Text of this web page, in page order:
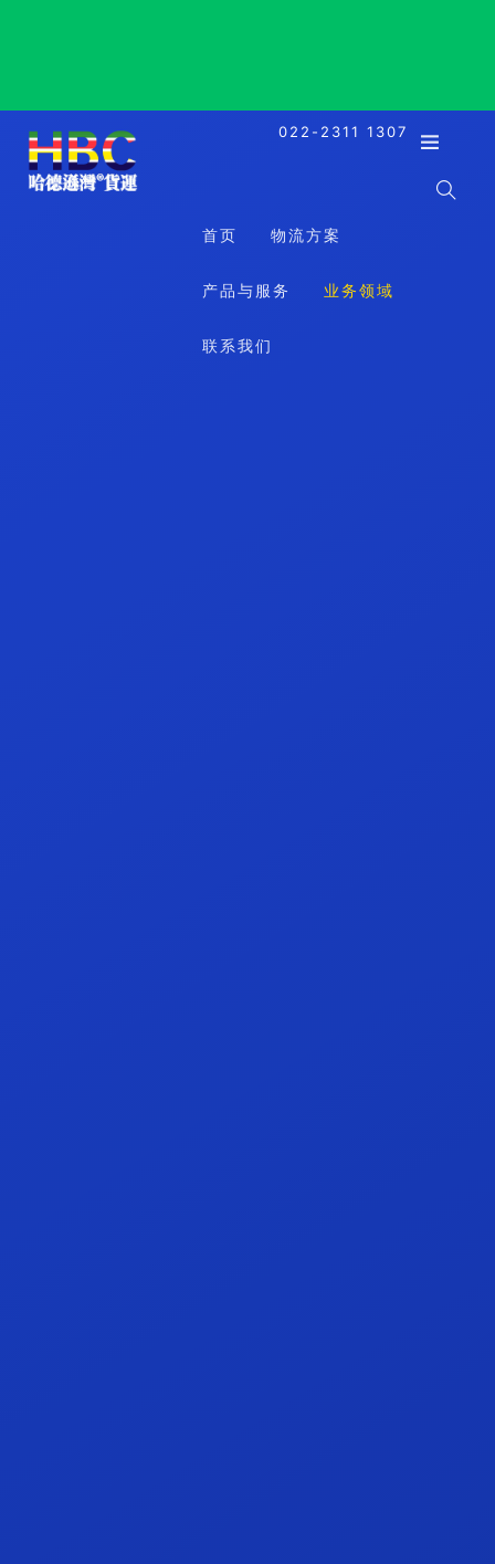
022-2311 1307
首页 物流方案
产品与服务 业务领域
联系我们